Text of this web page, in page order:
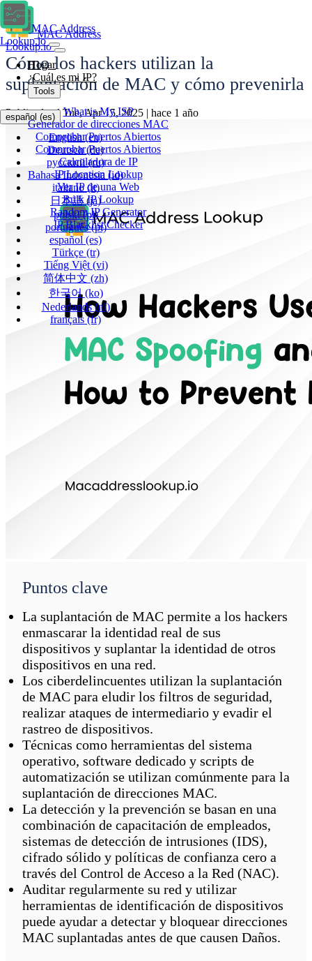
MAC Address
Lookup.io
MAC Address
Lookup.io
Hogar
¿Cuál es mi IP?
Tools
What is My ISP
Generador de direcciones MAC
Comprobar Puertos Abiertos
Comprobar Puertos Abiertos
Calculadora de IP
IP Location Lookup
Ver IP de una Web
Bulk IP Lookup
Random IP Generator
IP Blacklist Checker
español (es)
English(en)
Deutsch(de)
русский(ru)
Bahasa Indonesia (id)
italiano(it)
日本語(ja)
polski(pl)
português(pt)
español(es)
Türkçe (tr)
Tiếng Việt (vi)
简体中文 (zh)
한국어(ko)
Nederlands(nl)
français(fr)
Cómo los hackers utilizan la
suplantación de MAC y cómo prevenirla
Publicado el Tue, Apr 15, 2025 | hace 1 año
Puntos clave
La suplantación de MAC permite a los hackers
enmascarar la identidad real de sus
dispositivos y suplantar la identidad de otros
dispositivos en una red.
Los ciberdelincuentes utilizan la suplantación
de MAC para eludir los filtros de seguridad,
realizar ataques de intermediario y evadir el
rastreo de dispositivos.
Técnicas como herramientas del sistema
operativo, software dedicado y scripts de
automatización se utilizan comúnmente para la
suplantación de direcciones MAC.
La detección y la prevención se basan en una
combinación de capacitación de empleados,
sistemas de detección de intrusiones (IDS),
cifrado sólido y políticas de confianza cero a
través del Control de Acceso a la Red (NAC).
Auditar regularmente su red y utilizar
herramientas de identificación de dispositivos
puede ayudar a detectar y bloquear direcciones
MAC suplantadas antes de que causen Daños.